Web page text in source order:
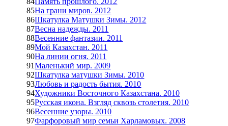
85На грани миров. 2012
86Шкатулка Матушки Зимы. 2012
87Весна надежды. 2011
88Весенние фантазии. 2011
89Мой Казахстан. 2011
90На линии огня. 2011
91Маленький мир. 2009
92Шкатулка матушки Зимы. 2010
93Любовь и радость бытия. 2010
94Художники Восточного Казахстана. 2010
95Русская икона. Взгляд сквозь столетия. 2010
96Весенние узоры. 2010
97Фарфоровый мир семьи Харламовых. 2008